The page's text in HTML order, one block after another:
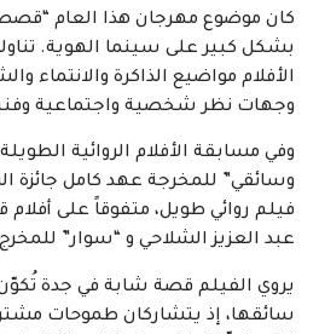
كان موضوع مهرجان هذا العام “قصص
بشكل كبير على سينما الهوية.
الأفلام مواضيع الذاكرة والانتماء
وجهات نظر شخصية واجتماعية
وفي مسابقة الأفلام الروائية
وسائقي” للمخرجة عهد كامل جائزة
فيلم روائي طويل، متفوقاً على
عبد العزيز الشلاحي و “سوار”
يروي الفيلم قصة شابة في جدة
سائقها، إذ يتشاركان طموحات